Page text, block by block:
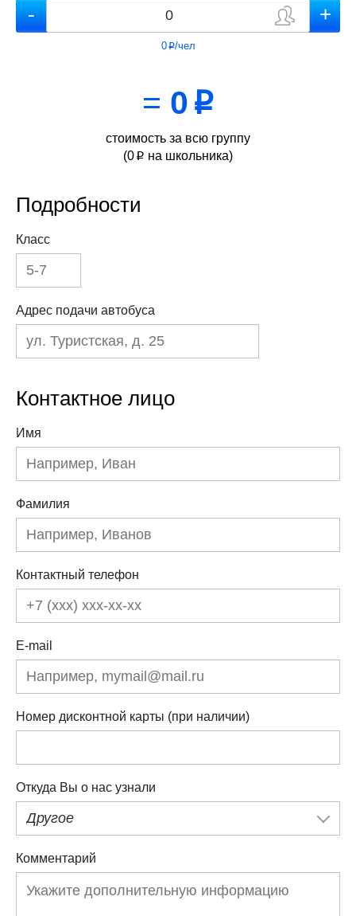
0p/чел
= 0 p
стоимость за всю группу
(0 p на школьника)
Подробности
Класс
Адрес подачи автобуса
Контактное лицо
Имя
Фамилия
Контактный телефон
E-mail
Номер дисконтной карты (при наличии)
Откуда Вы о нас узнали
Другое
Комментарий